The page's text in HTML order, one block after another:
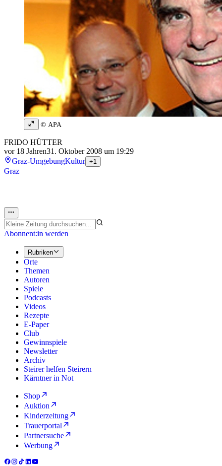
© APA
FRIDO HÜTTER
vor 18 Jahren31. Oktober 2008 um 19:29
Graz-UmgebungKultur +1
Graz
Abonnent:in werden
Rubriken
Orte
Themen
Autoren
Spiele
Podcasts
Videos
Rezepte
E-Paper
Club
Gewinnspiele
Newsletter
Archiv
Steirer helfen Steirern
Kärntner in Not
Shop
Auktion
Kinderzeitung
Trauerportal
Partnersuche
Werbung